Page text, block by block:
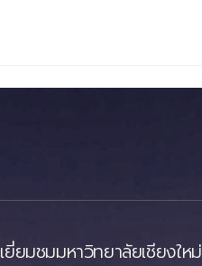
เยี่ยมชมมหาวิทยาลัยเชียงใหม่